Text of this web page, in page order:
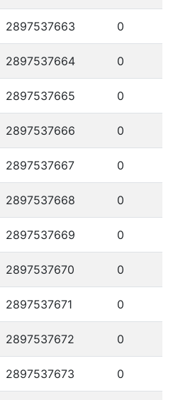
2897537663 0
2897537664 0
2897537665 0
2897537666 0
2897537667 0
2897537668 0
2897537669 0
2897537670 0
2897537671 0
2897537672 0
2897537673 0